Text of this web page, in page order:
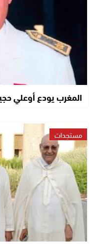
المغرب يودع أوعلي
مستجدات